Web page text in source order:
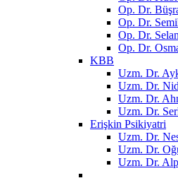
Op. Dr.
Op. Dr.
Op. Dr.
Op. Dr.
KBB
Uzm. Dr.
Uzm. Dr.
Uzm. Dr.
Uzm. Dr.
Erişkin Psikiyatri
Uzm. Dr.
Uzm. Dr.
Uzm. Dr.